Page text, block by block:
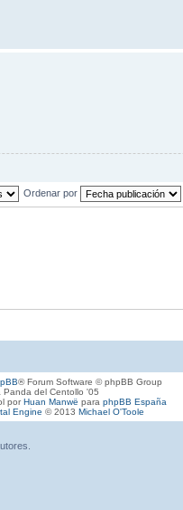
Ordenar por
® Forum Software © phpBB Group
Panda del Centollo '05
porHuan Manwë para phpBB España
Engine © 2013 Michael O'Toole